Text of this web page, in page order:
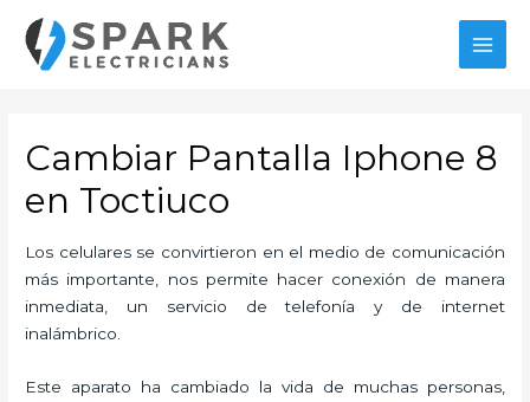
contenido
Cambiar Pantalla Iphone 8
en Toctiuco
Los celulares se convirtieron en el medio de comunicación
más importante, nos permite hacer conexión de manera
inmediata, un servicio de telefonía y de internet
inalámbrico.
Este aparato ha cambiado la vida de muchas personas,